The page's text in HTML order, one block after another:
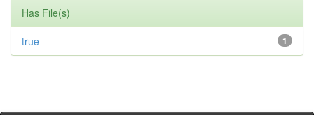
Has File(s)
1
true